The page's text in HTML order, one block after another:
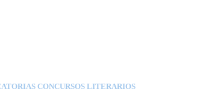
CONCURSOS LITERARIOS